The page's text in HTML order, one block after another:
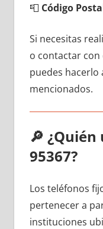
📮 Código
Si necesitas
ο contactar
puedes hacerlo
mencionados.
🔎 ¿Quién
95367?
Los teléfonos
pertenecer а
instituciones